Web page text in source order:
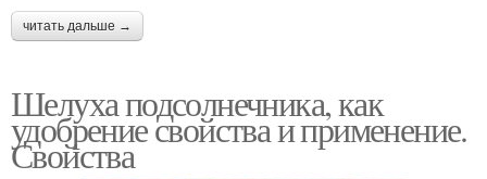
читать дальше →
Шелуха подсолнечника, как
удобрение свойства и применение.
Свойства